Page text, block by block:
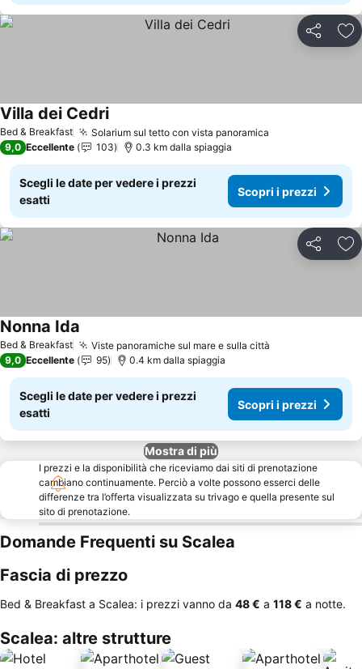
Condividi
Bed & Breakfast Solarium sul tetto con vista panoramica
Villa dei CedriScopri i prezzi
9,0 Eccellente 103 0.3 km dalla spiaggia
Scegli le date per vedere i prezzi
esatti
Scopri i prezzi
Condividi
Bed & Breakfast Viste panoramiche sul mare e sulla città
Nonna Ida
9,0 Eccellente 95 0.4 km dalla spiaggia
Scegli le date per vedere i prezzi
esatti
Scopri i prezzi
Mostra di più
I prezzi e la disponibilità che riceviamo dai siti di prenotazione
cambiano continuamente. Perciò a volte possono esserci delle
differenze tra l’offerta visualizzata su trivago e quella presente sul
sito di prenotazione.
Domande Frequenti su Scalea
Fascia di prezzo
Bed & Breakfast a Scalea: i prezzi vanno da ‎48 € a ‎118 € a notte.
Scalea: altre strutture